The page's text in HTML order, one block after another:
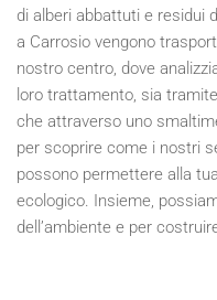
di alberi abbattuti e residui
a Carrosio vengono
nostro centro, dove
loro trattamento, sia
che attraverso uno
per scoprire come i nostri
possono permettere alla
ecologico. Insieme,
dell’ambiente e per